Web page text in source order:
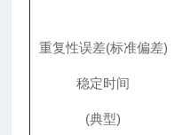
重复性误差(标准偏差)
稳定时间
(典型)